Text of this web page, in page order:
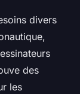
divers
des
les